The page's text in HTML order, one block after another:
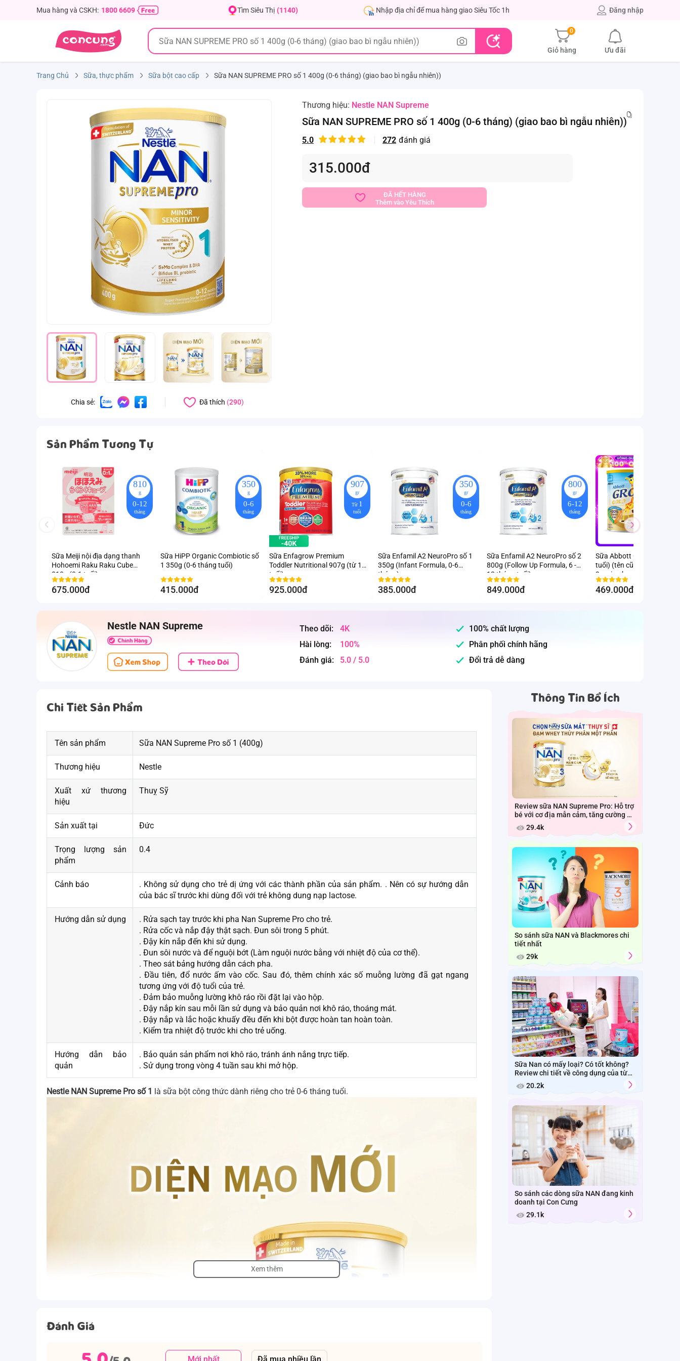
Mua hàng và CSKH: 1800 6609 Tìm Siêu Thị (1140) Nhập địa chỉ để mua hàng giao Siêu Tốc 1h Đăng nhập
0
Giỏ hàng Ưu đãi
Trang Chủ Sữa, thực phẩm Sữa bột cao cấp Sữa NAN SUPREME PRO số 1 400g (0-6 tháng) (giao bao bì ngẫu nhiên))
Chia sẻ: Đã thích (290)
Thương hiệu: Nestle NAN Supreme
Sữa NAN SUPREME PRO số 1 400g (0-6 tháng) (giao bao bì ngẫu nhiên))
5.0 272 đánh giá
315.000đ
ĐÃ HẾT HÀNG
Thêm vào Yêu Thích
Sản Phẩm Tương Tự
810
g
0-12
tháng
Sữa Meiji nội địa dạng thanh
Hohoemi Raku Raku Cube
810g (0-1 tuổi)
675.000đ
350
g
0-6
tháng
Sữa HiPP Organic Combiotic số
1 350g (0-6 tháng tuổi)
415.000đ
907
gr
Từ 1
tuổi
Sữa Enfagrow Premium
Toddler Nutritional 907g (từ 1
tuổi)
925.000đ
350
gr
0-6
tháng
Sữa Enfamil A2 NeuroPro số 1
350g (Infant Formula, 0-6
tháng)
385.000đ
800
gr
6-12
tháng
Sữa Enfamil A2 NeuroPro số 2
800g (Follow Up Formula, 6 -
12 tháng tuổi)
849.000đ
Sữa Abbott Grow 3+ 850g
tuổi) (tên cũ: Abbott Grow
3+, giao bao bì ngẫu nhiên)
469.000đ
Nestle NAN Supreme Theo dõi:
4K
Hài lòng:
100%
Đánh giá:
5.0 / 5.0
100% chất lượng
Phân phối chính hãng
Đổi trả dễ dàng
Chi Tiết Sản Phẩm
Tên sản phẩm Sữa NAN Supreme Pro số 1 (400g)
Thương hiệu Nestle
Xuất xứ thương
hiệu
Thuỵ Sỹ
Sản xuất tại Đức
Trọng lượng sản
phẩm
0.4
Cảnh báo
. Không sử dụng cho trẻ dị ứng với các thành phần của sản phẩm. . Nên có sự hướng dẫn
của bác sĩ trước khi dùng đối với trẻ không dung nạp lactose.
Hướng dẫn sử dụng
. Rửa sạch tay trước khi pha Nan Supreme Pro cho trẻ.
. Rửa cốc và nắp đậy thật sạch. Đun sôi trong 5 phút.
. Đậy kín nắp đến khi sử dụng.
. Đun sôi nước và để nguội bớt (Làm nguội nước bằng với nhiệt độ của cơ thể).
. Theo sát bảng hướng dẫn cách pha.
. Đầu tiên, đổ nước ấm vào cốc. Sau đó, thêm chính xác số muỗng lường đã gạt ngang
tương ứng với độ tuổi của trẻ.
. Đảm bảo muỗng lường khô ráo rồi đặt lại vào hộp.
. Đậy nắp kín sau mỗi lần sử dụng và bảo quản nơi khô ráo, thoáng mát.
. Đậy nắp và lắc hoặc khuấy đều đến khi bột được hoàn tan hoàn toàn.
. Kiểm tra nhiệt độ trước khi cho trẻ uống.
Hướng dẫn bảo
quản
. Bảo quản sản phẩm nơi khô ráo, tránh ánh nắng trực tiếp.
. Sử dụng trong vòng 4 tuần sau khi mở hộp.
Nestle NAN Supreme Pro số 1 là sữa bột công thức dành riêng cho trẻ 0-6 tháng tuổi.
Xem thêm
Đánh Giá
Thông Tin Bổ Ích
Review sữa NAN Supreme Pro: Hỗ trợ
bé với cơ địa mẫn cảm, tăng cường đề
kháng và tiêu hóa.
29.4k
So sánh sữa NAN và Blackmores chi
tiết nhất
29k
Sữa Nan có mấy loại? Có tốt không?
Review chi tiết về công dụng của từng
loại 20.2k
So sánh các dòng sữa NAN đang kinh
doanh tại Con Cưng
29.1k